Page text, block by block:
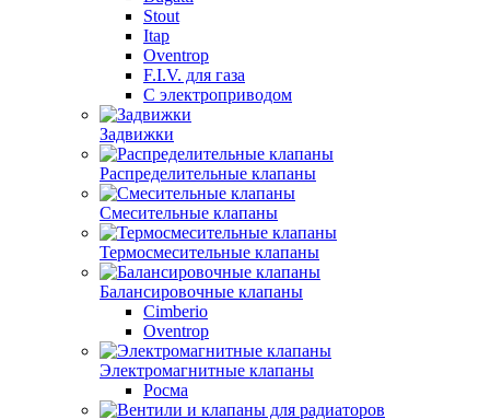
Stout
Itap
Oventrop
F.I.V. для газа
С электроприводом
Задвижки
Распределительные клапаны
Cмесительные клапаны
Термосмесительные клапаны
Балансировочные клапаны
Cimberio
Oventrop
Электромагнитные клапаны
Росма